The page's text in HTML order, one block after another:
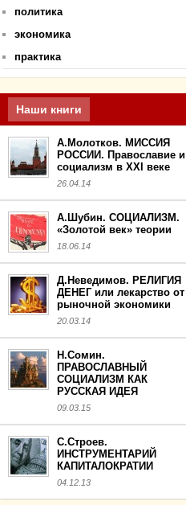
политика
экономика
практика
Наши книги
А.Молотков. МИССИЯ
РОССИИ. Православие и
социализм в XXI веке
26.04.14
А.Шубин. СОЦИАЛИЗМ.
«Золотой век» теории
18.06.14
Д.Неведимов. РЕЛИГИЯ
ДЕНЕГ или лекарство от
рыночной экономики
20.03.14
Н.Сомин.
ПРАВОСЛАВНЫЙ
СОЦИАЛИЗМ КАК
РУССКАЯ ИДЕЯ
09.03.15
С.Строев.
ИНСТРУМЕНТАРИЙ
КАПИТАЛОКРАТИИ
04.12.13